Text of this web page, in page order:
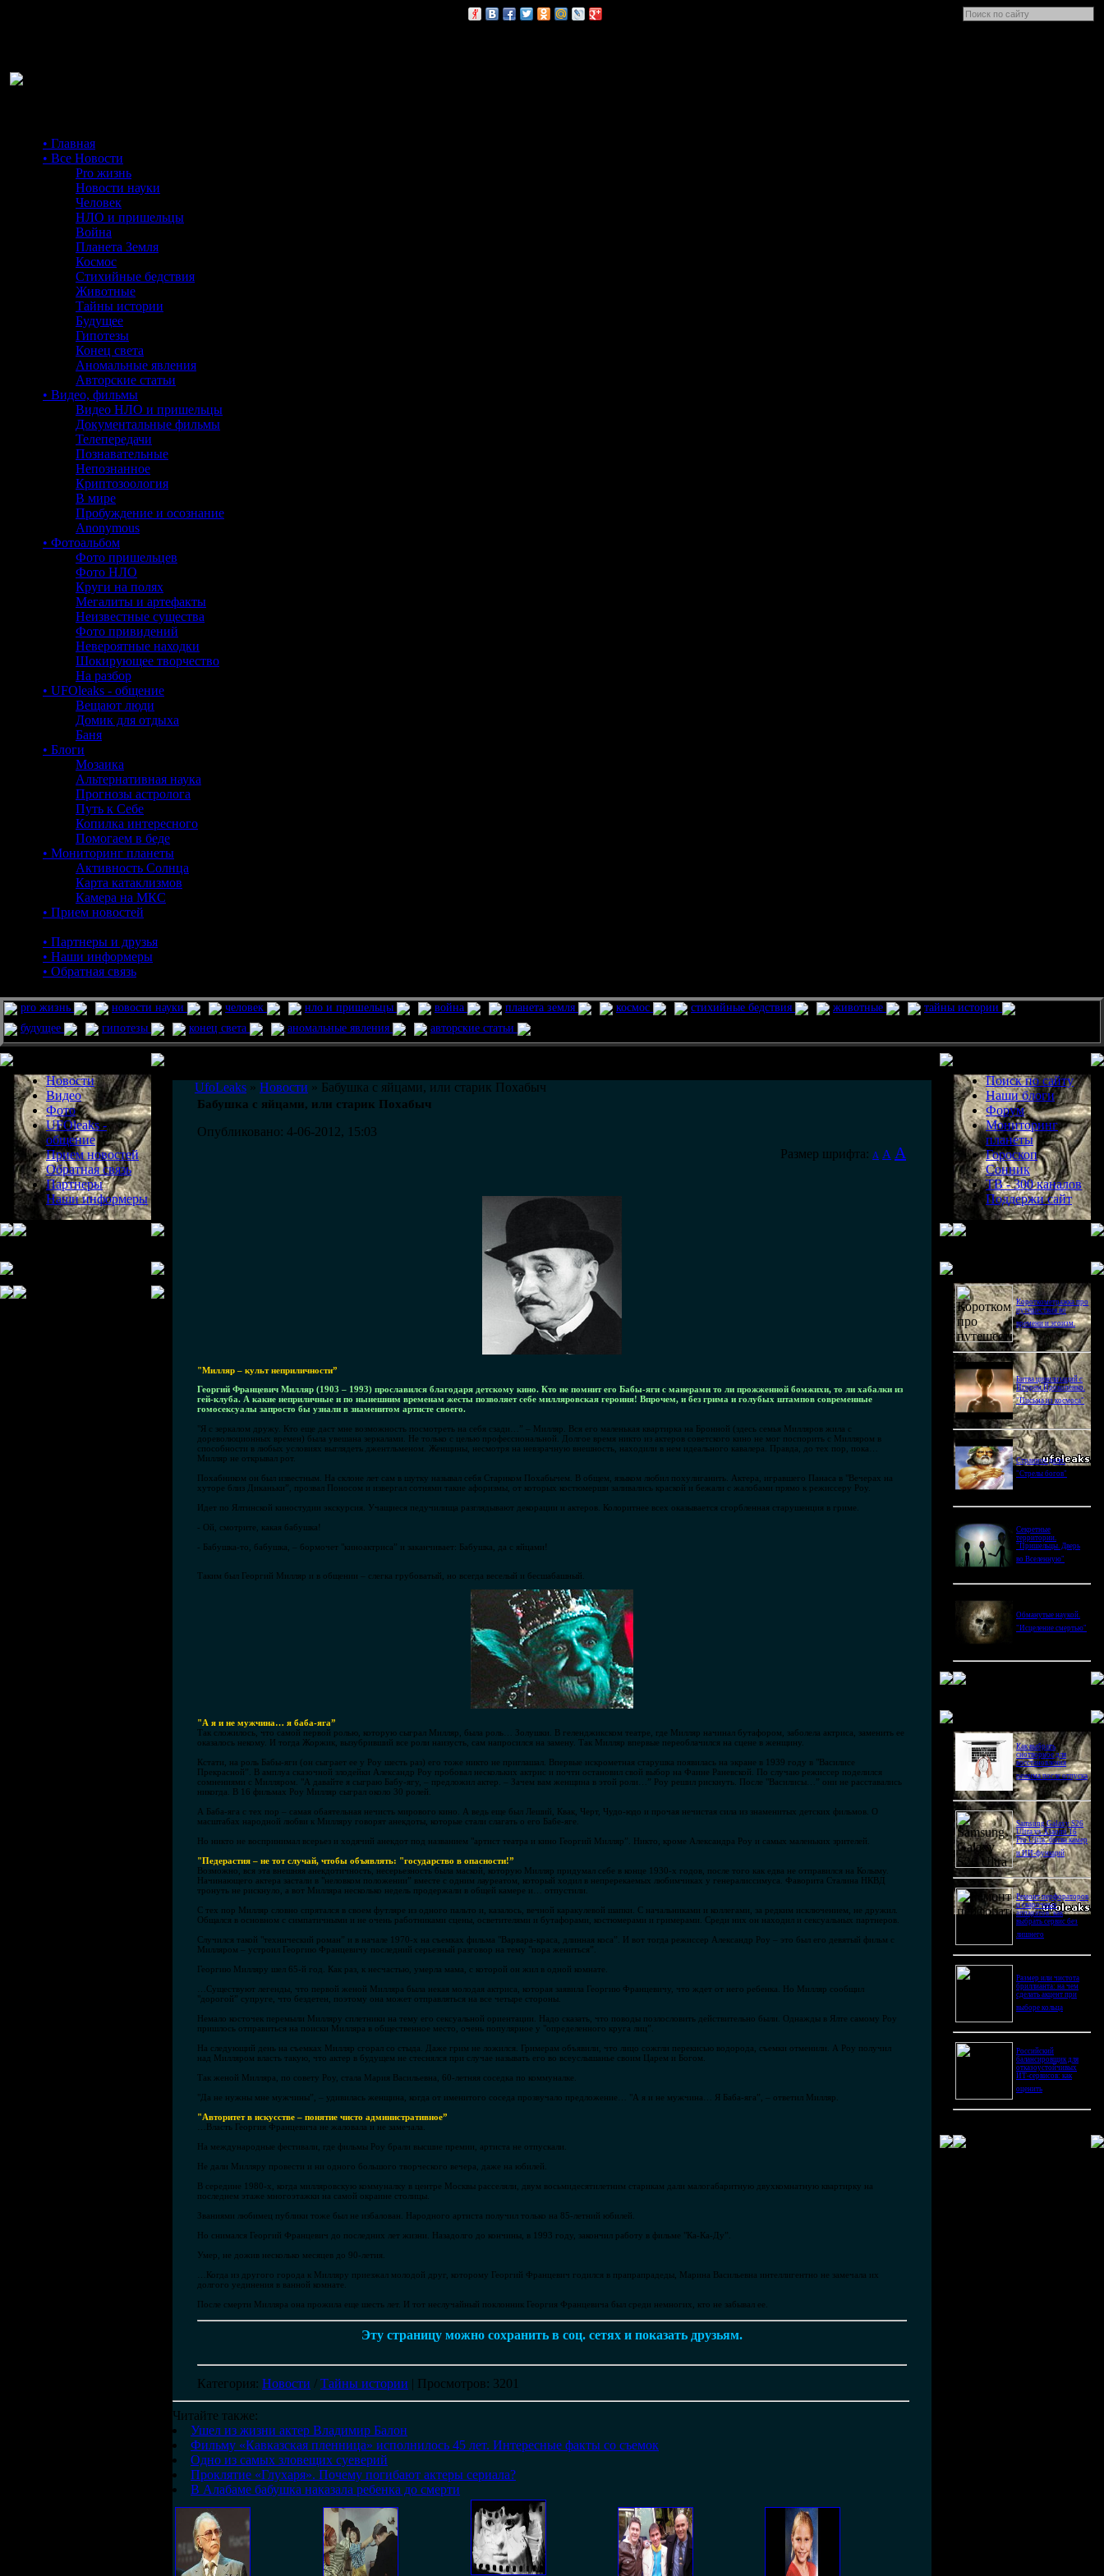
• Главная
• Все Новости
Pro жизнь
Новости науки
Человек
НЛО и пришельцы
Война
Планета Земля
Космос
Стихийные бедствия
Животные
Тайны истории
Будущее
Гипотезы
Конец света
Аномальные явления
Авторские статьи
• Видео, фильмы
Видео НЛО и пришельцы
Документальные фильмы
Телепередачи
Познавательные
Непознанное
Криптозоология
В мире
Пробуждение и осознание
Anonymous
• Фотоальбом
Фото пришельцев
Фото НЛО
Круги на полях
Мегалиты и артефакты
Неизвестные существа
Фото привидений
Невероятные находки
Шокирующее творчество
На разбор
• UFOleaks - общение
Вещают люди
Домик для отдыха
Баня
• Блоги
Мозаика
Альтернативная наука
Прогнозы астролога
Путь к Себе
Копилка интересного
Помогаем в беде
• Мониторинг планеты
Активность Солнца
Карта катаклизмов
Камера на МКС
• Прием новостей
• Партнеры и друзья
• Наши информеры
• Обратная связь
pro жизнь новости науки человек нло и пришельцы война планета земля космос стихийные бедствия животные
тайны истории
будущее
гипотезы конец света аномальные явления авторские статьи
Новости
Видео
Фото
UFOleaks -
общение
Прием новостей
Обратная связь
Партнеры
Наши информеры
UfoLeaks » Новости » Бабушка с яйцами, или старик Похабыч
Бабушка с яйцами, или старик Похабыч
Опубликовано: 4-06-2012, 15:03
Размер шрифта: A A A
"Милляр – культ неприличности”
Георгий Францевич Милляр (1903 – 1993) прославился благодаря детскому кино. Кто не помнит его Бабы-яги с манерами то ли прожженной бомжихи, то ли хабалки из
гей-клуба. А какие неприличные и по нынешним временам жесты позволяет себе милляровская героиня! Впрочем, и без грима и голубых штампов современные
гомосексуалы запросто бы узнали в знаменитом артисте своего.
"Я с зеркалом дружу. Кто еще даст мне возможность посмотреть на себя сзади…” – Милляр. Вся его маленькая квартирка на Бронной (здесь семья Милляров жила с
дореволюционных времен) была увешана зеркалами. Не только с целью профессиональной. Долгое время никто из актеров советского кино не мог поспорить с Милляром в
способности в любых условиях выглядеть джентльменом. Женщины, несмотря на невзрачную внешность, находили в нем идеального кавалера. Правда, до тех пор, пока…
Милляр не открывал рот.
Похабником он был известным. На склоне лет сам в шутку называл себя Стариком Похабычем. В общем, языком любил похулиганить. Актера, игравшего Панаса в "Вечерах на
хуторе близ Диканьки”, прозвал Поносом и извергал сотнями такие афоризмы, от которых костюмерши заливались краской и бежали с жалобами прямо к режиссеру Роу.
Идет по Ялтинской киностудии экскурсия. Учащиеся педучилища разглядывают декорации и актеров. Колоритнее всех оказывается сгорбленная старушенция в гриме.
- Ой, смотрите, какая бабушка!
- Бабушка-то, бабушка, – бормочет "киноактриса” и заканчивает: Бабушка, да с яйцами!
Таким был Георгий Милляр и в общении – слегка грубоватый, но всегда веселый и бесшабашный.
"А я и не мужчина… я баба-яга”
Так сложилось, что самой первой ролью, которую сыграл Милляр, была роль… Золушки. В геленджикском театре, где Милляр начинал бутафором, заболела актриса, заменить ее
оказалось некому. И тогда Жоржик, вызубривший все роли наизусть, сам напросился на замену. Так Милляр впервые переоблачился на сцене в женщину.
Кстати, на роль Бабы-яги (он сыграет ее у Роу шесть раз) его тоже никто не приглашал. Впервые искрометная старушка появилась на экране в 1939 году в "Василисе
Прекрасной”. В амплуа сказочной злодейки Александр Роу пробовал нескольких актрис и почти остановил свой выбор на Фаине Раневской. По случаю режиссер поделился
сомнениями с Милляром. "А давайте я сыграю Бабу-ягу, – предложил актер. – Зачем вам женщина в этой роли…” Роу решил рискнуть. После "Василисы…” они не расставались
никогда. В 16 фильмах Роу Милляр сыграл около 30 ролей.
А Баба-яга с тех пор – самая обаятельная нечисть мирового кино. А ведь еще был Леший, Квак, Черт, Чудо-юдо и прочая нечистая сила из знаменитых детских фильмов. О
масштабах народной любви к Милляру говорят анекдоты, которые стали слагать о его Бабе-яге.
Но никто не воспринимал всерьез и ходячий анекдот под названием "артист театра и кино Георгий Милляр”. Никто, кроме Александра Роу и самых маленьких зрителей.
"Педерастия – не тот случай, чтобы объявлять: "государство в опасности!”
Возможно, вся эта внешняя анекдотичность, несерьезность была маской, которую Милляр придумал себе в конце 1930-х годов, после того как едва не отправился на Колыму.
Начинающего актера застали в "неловком положении” вместе с одним лауреатом, который ходил в непререкаемых любимчиках у генералиссимуса. Фаворита Сталина НКВД
тронуть не рискнуло, а вот Милляра несколько недель продержали в общей камере и… отпустили.
С тех пор Милляр словно спрятался в своем футляре из одного пальто и, казалось, вечной каракулевой шапки. С начальниками и коллегами, за редким исключением, не дружил.
Общался в основном с симпатичными и не очень работниками сцены, осветителями и бутафорами, костюмерами и гримерами. Среди них он находил и сексуальных партнеров.
Случился такой "технический роман” и в начале 1970-х на съемках фильма "Варвара-краса, длинная коса”. И вот тогда режиссер Александр Роу – это был его девятый фильм с
Милляром – устроил Георгию Францевичу последний серьезный разговор на тему "пора жениться”.
Георгию Милляру шел 65-й год. Как раз, к несчастью, умерла мама, с которой он жил в одной комнате.
…Существуют легенды, что первой женой Милляра была некая молодая актриса, которая заявила Георгию Францевичу, что ждет от него ребенка. Но Милляр сообщил
"дорогой” супруге, что бездетен, поэтому она может отправляться на все четыре стороны.
Немало косточек перемыли Милляру сплетники на тему его сексуальной ориентации. Надо сказать, что поводы позлословить действительно были. Однажды в Ялте самому Роу
пришлось отправиться на поиски Милляра в общественное место, очень популярное у "определенного круга лиц”.
На следующий день на съемках Милляр сгорал со стыда. Даже грим не ложился. Гримерам объявили, что лицо сожгли перекисью водорода, съемки отменили. А Роу получил
над Милляром власть такую, что актер в будущем не стеснялся при случае называть его во всеуслышанье своим Царем и Богом.
Так женой Милляра, по совету Роу, стала Мария Васильевна, 60-летняя соседка по коммуналке.
"Да не нужны мне мужчины”, – удивилась женщина, когда от именитого соседа прозвучало предложение… "А я и не мужчина… Я Баба-яга”, – ответил Милляр.
"Авторитет в искусстве – понятие чисто административное”
…Власть Георгия Францевича не жаловала и не замечала.
На международные фестивали, где фильмы Роу брали высшие премии, артиста не отпускали.
Не дали Милляру провести и ни одного большого творческого вечера, даже на юбилей.
В середине 1980-х, когда милляровскую коммуналку в центре Москвы расселяли, двум восьмидесятилетним старикам дали малогaбаритную двухкомнатную квартирку на
последнем этаже многоэтажки на самой окраине столицы.
Званиями любимец публики тоже был не избалован. Народного артиста получил только на 85-летний юбилей.
Но снимался Георгий Францевич до последних лет жизни. Назадолго до кончины, в 1993 году, закончил работу в фильме "Ка-Ка-Ду”.
Умер, не дожив несколько месяцев до 90-летия.
…Когда из другого города к Милляру приезжал молодой друг, которому Георгий Францевич годился в прапрапрадеды, Марина Васильевна интеллигентно не замечала их
долгого уединения в ванной комнате.
После смерти Милляра она прожила еще шесть лет. И тот неслучайный поклонник Георгия Францевича был среди немногих, кто не забывал ее.
Эту страницу можно сохранить в соц. сетях и показать друзьям.
Категория: Новости / Тайны истории | Просмотров: 3201
Читайте также:
Ушел из жизни актер Владимир Балон
Фильму «Кавказская пленница» исполнилось 45 лет. Интересные факты со съемок
Одно из самых зловещих суеверий
Проклятие «Глухаря». Почему погибают актеры сериала?
В Алабаме бабушка наказала ребенка до смерти
Поиск по сайту
Наши блоги
Форум
Мониторинг
планеты
Гороскоп
Сонник
ТВ - 300 каналов
Поддержи сайт
Короткометражка про
путешествия во
времени и эгоизм.
Битва цивилизаций с
Игорем Прокопенко.
"Письма из космоса"
Странное дело.
"Стрелы богов"
Секретные
территории.
"Пришельцы. Дверь
во Вселенную"
Обманутые наукой.
"Исцеление смертью"
Как выбрать
снотворное для
восстановления
режима после отпуска
Samsung Galaxy S26
Ultra vs Xiaomi 16
Pro Ultra: битва камер
и ИИ-функций
Ремонт перфораторов
и сварочных
аппаратов: как
выбрать сервис без
лишнего
Размер или чистота
бриллианта: на чем
сделать акцент при
выборе кольца
Российский
балансировщик для
отказоустойчивых
ИТ-сервисов: как
оценить